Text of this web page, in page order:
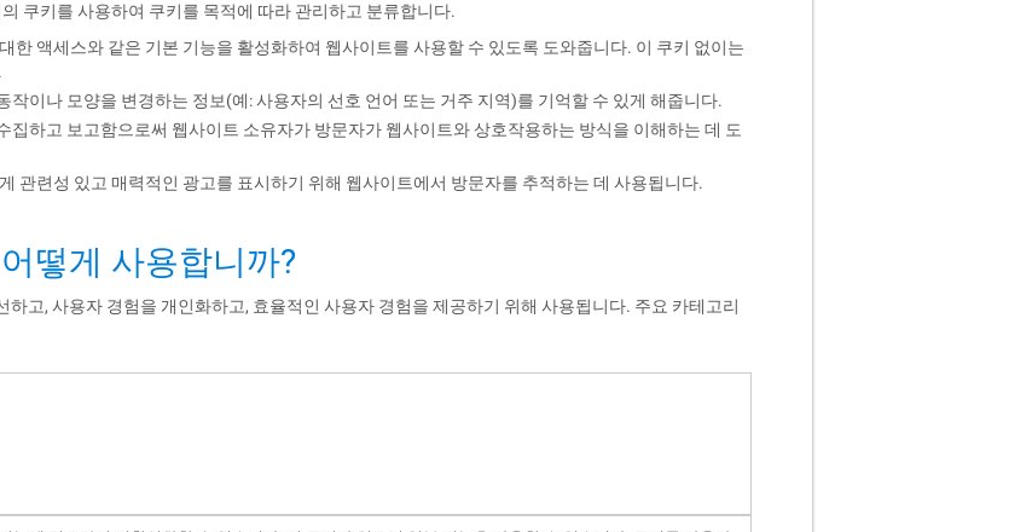
쿠키를 사용하여 쿠키를 목적에 따라 관리하고 분류합니다.
한 액세스와 같은 기본 기능을 활성화하여 웹사이트를 사용할 수 있도록 도와줍니다. 이 쿠키 없이는
작이나 모양을 변경하는 정보(예: 사용자의 선호 언어 또는 거주 지역)를 기억할 수 있게 해줍니다.
집하고 보고함으로써 웹사이트 소유자가 방문자가 웹사이트와 상호작용하는 방식을 이해하는 데 도
관련성 있고 매력적인 광고를 표시하기 위해 웹사이트에서 방문자를 추적하는 데 사용됩니다.
떻게 사용합니까?
고, 사용자 경험을 개인화하고, 효율적인 사용자 경험을 제공하기 위해 사용됩니다. 주요 카테고리